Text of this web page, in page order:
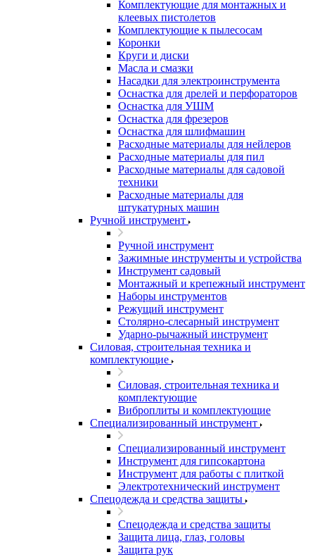
Комплектующие для монтажных и
клеевых пистолетов
Комплектующие к пылесосам
Коронки
Круги и диски
Масла и смазки
Насадки для электроинструмента
Оснастка для дрелей и перфораторов
Оснастка для УШМ
Оснастка для фрезеров
Оснастка для шлифмашин
Расходные материалы для нейлеров
Расходные материалы для пил
Расходные материалы для садовой
техники
Расходные материалы для
штукатурных машин
Ручной инструмент
Ручной инструмент
Зажимные инструменты и устройства
Инструмент садовый
Монтажный и крепежный инструмент
Наборы инструментов
Режущий инструмент
Столярно-слесарный инструмент
Ударно-рычажный инструмент
Силовая, строительная техника и
комплектующие
Силовая, строительная техника и
комплектующие
Виброплиты и комплектующие
Специализированный инструмент
Специализированный инструмент
Инструмент для гипсокартона
Инструмент для работы с плиткой
Электротехнический инструмент
Спецодежда и средства защиты
Спецодежда и средства защиты
Защита лица, глаз, головы
Защита рук